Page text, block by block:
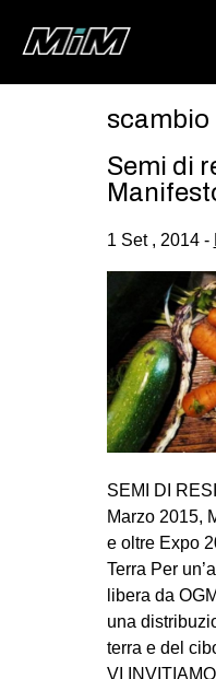
scambio
Semi di
1 Set , 2014 -
SEMI DI
Marzo 2015,
e oltre Expo
Terra Per
libera da
una
terra e del
VI